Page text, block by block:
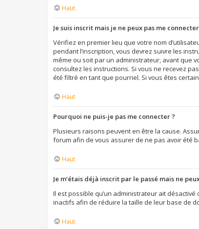
Haut
Je suis inscrit mais je ne peux pas me
Vérifiez en premier lieu que votre nom
pendant l’inscription, vous devrez suivre les
même ou soit par un administrateur, avant que
consultez les instructions. Si vous ne recevez
été filtré en tant que pourriel. Si vous êtes
Haut
Pourquoi ne puis-je pas me connecter ?
Plusieurs raisons peuvent en être la cause.
forum afin de vous assurer de ne pas avoir été
Haut
Je m’étais déjà inscrit par le passé mais ne
Il est possible qu’un administrateur ait
inactifs afin de réduire la taille de leur base de
Haut